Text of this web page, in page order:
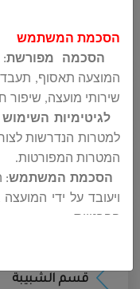
مركز الخدمات
مكافحة العنف
قسم الشبيبة
הסכמת המשתמש
הסכמה מפורשת
המוצעה תאסוף, תעבד
שירותי מועצה, שיפור
לגיטימיות
למטרות הנדרשות
המטרות המפורטות.
הסכמת המשתמש:
ויעובד על ידי
הפרטיות
ללא הסכמת המשתמש,
לצורך מתן השירותים